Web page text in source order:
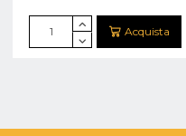
Acquista